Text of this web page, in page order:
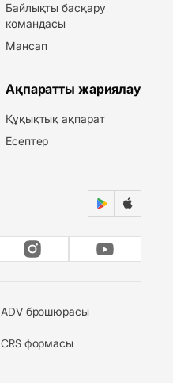
Байлықты басқару
командасы
Мансап
Ақпаратты жариялау
Құқықтық ақпарат
Есептер
ADV брошюрасы
CRS формасы